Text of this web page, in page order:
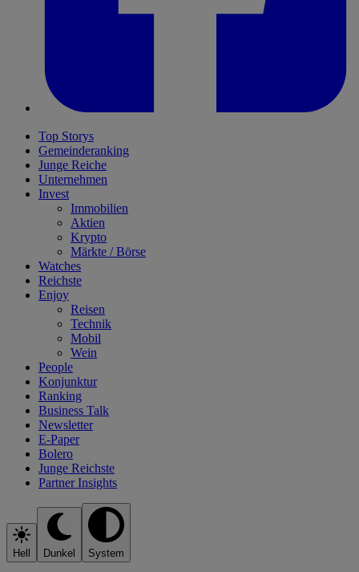
Top Storys
Gemeinderanking
Junge Reiche
Unternehmen
Invest
Immobilien
Aktien
Krypto
Märkte / Börse
Watches
Reichste
Enjoy
Reisen
Technik
Mobil
Wein
People
Konjunktur
Ranking
Business Talk
Newsletter
E-Paper
Bolero
Junge Reichste
Partner Insights
Hell Dunkel System